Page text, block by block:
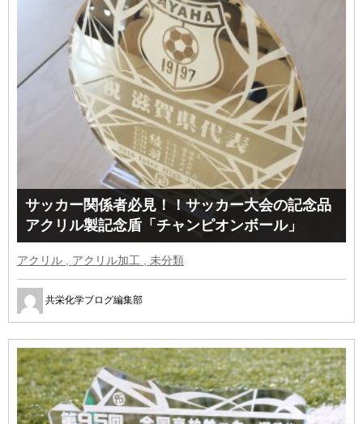
サッカー関係者必見！！サッカー大会の記念品
アクリル製記念盾「チャンピオンボール」
アクリル , アクリル加工 , 未分類
共栄化学ブログ編集部